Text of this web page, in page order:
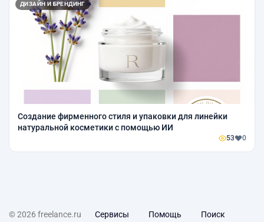
ДИЗАЙН И БРЕНДИНГ
Создание фирменного стиля и упаковки для линейки
натуральной косметики с помощью ИИ
53 0
© 2026 freelance.ru Сервисы Помощь Поиск